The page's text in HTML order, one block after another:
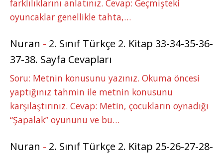
farklılıklarını anlatınız. Cevap: Geçmişteki
oyuncaklar genellikle tahta,…
Nuran - 2. Sınıf Türkçe 2. Kitap 33-34-35-36-
37-38. Sayfa Cevapları
Soru: Metnin konusunu yazınız. Okuma öncesi
yaptığınız tahmin ile metnin konusunu
karşılaştırınız. Cevap: Metin, çocukların oynadığı
“Şapalak” oyununu ve bu…
Nuran - 2. Sınıf Türkçe 2. Kitap 25-26-27-28-